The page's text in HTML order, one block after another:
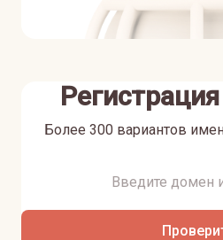
Более 300 вариантов